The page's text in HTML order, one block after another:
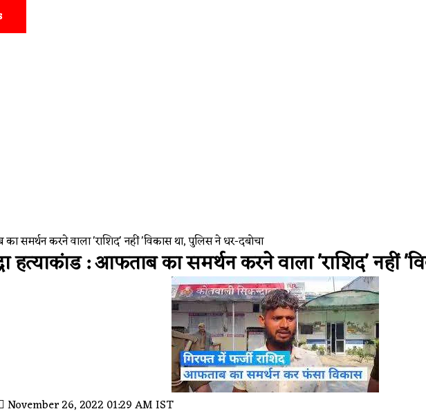
का समर्थन करने वाला 'राशिद' नहीं 'विकास था, पुलिस ने धर-दबोचा
हत्याकांड : आफताब का समर्थन करने वाला 'राशिद' नहीं
November 26, 2022 01:29 AM IST